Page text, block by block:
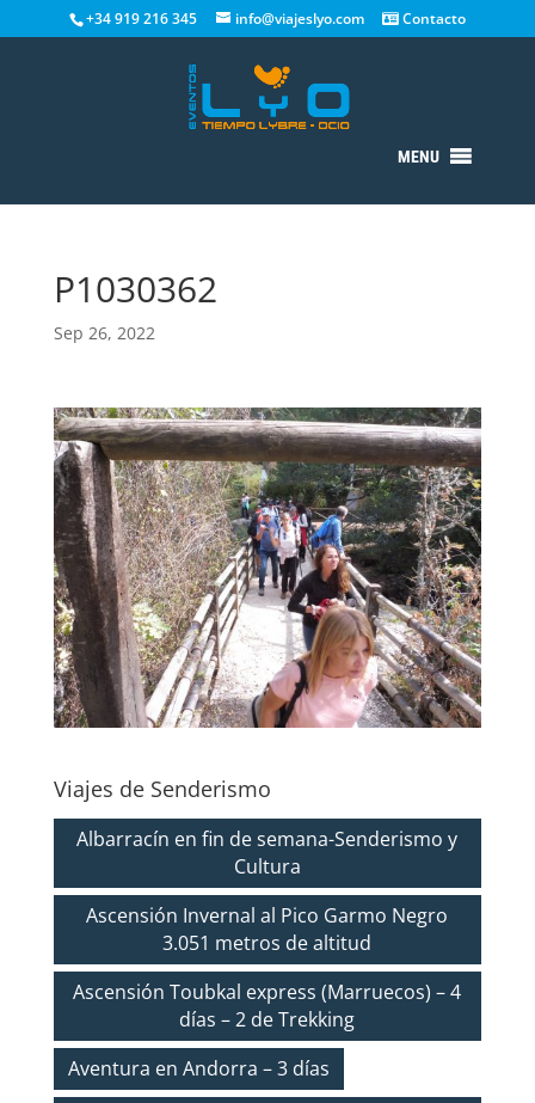
+34 919 216 345 info@viajeslyo.com Contacto
MENU
P1030362
Sep 26, 2022
Viajes de Senderismo
Albarracín en fin de semana-Senderismo y
Cultura
Ascensión Invernal al Pico Garmo Negro
3.051 metros de altitud
Ascensión Toubkal express (Marruecos) – 4
días – 2 de Trekking
Aventura en Andorra – 3 días